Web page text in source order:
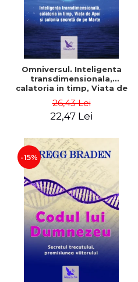
Omniversul. Inteligenta
transdimensionala,
calatoria in timp, Viata de
pe Marte – Alfred
Lambremont Webre
26,43 Lei
22,47 Lei
-15%